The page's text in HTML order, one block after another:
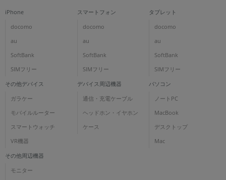
iPhone
docomo
au
SoftBank
SIMフリー
スマートフォン
docomo
au
SoftBank
SIMフリー
タブレット
docomo
au
SoftBank
SIMフリー
その他デバイス
ガラケー
モバイルルーター
スマートウォッチ
VR機器
デバイス周辺機器
通信・充電ケーブル
ヘッドホン・イヤホン
ケース
パソコン
ノートPC
MacBook
デスクトップ
Mac
その他周辺機器
モニター